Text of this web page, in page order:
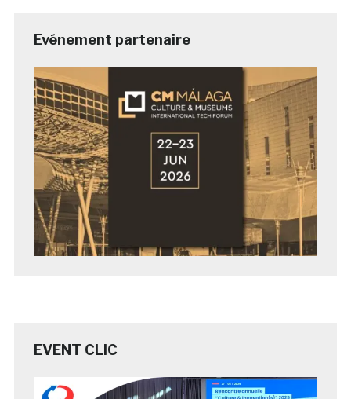
Evénement partenaire
EVENT CLIC